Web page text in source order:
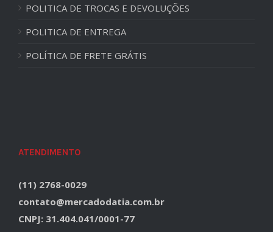
POLITICA DE TROCAS E DEVOLUÇÕES
POLITICA DE ENTREGA
POLÍTICA DE FRETE GRÁTIS
ATENDIMENTO
(11) 2768-0029
contato@mercadodatia.com.br
CNPJ: 31.404.041/0001-77